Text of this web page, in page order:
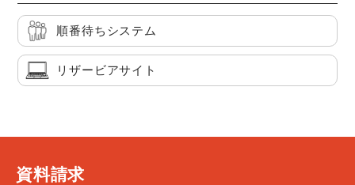
順番待ちシステム
リザービアサイト
資料請求